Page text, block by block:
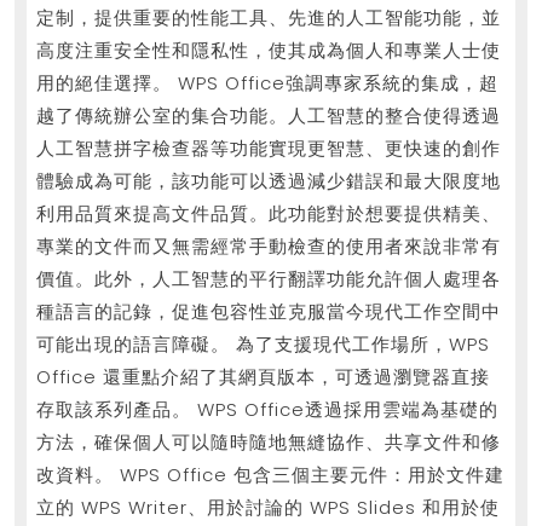
定制，提供重要的性能工具、先進的人工智能功能，並
高度注重安全性和隱私性，使其成為個人和專業人士使
用的絕佳選擇。 WPS Office強調專家系統的集成，超
越了傳統辦公室的集合功能。人工智慧的整合使得透過
人工智慧拼字檢查器等功能實現更智慧、更快速的創作
體驗成為可能，該功能可以透過減少錯誤和最大限度地
利用品質來提高文件品質。此功能對於想要提供精美、
專業的文件而又無需經常手動檢查的使用者來說非常有
價值。此外，人工智慧的平行翻譯功能允許個人處理各
種語言的記錄，促進包容性並克服當今現代工作空間中
可能出現的語言障礙。 為了支援現代工作場所，WPS
Office 還重點介紹了其網頁版本，可透過瀏覽器直接
存取該系列產品。 WPS Office透過採用雲端為基礎的
方法，確保個人可以隨時隨地無縫協作、共享文件和修
改資料。 WPS Office 包含三個主要元件：用於文件建
立的 WPS Writer、用於討論的 WPS Slides 和用於使